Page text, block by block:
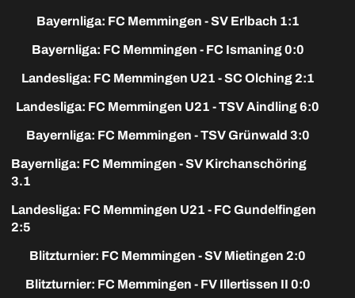
Bayernliga: FC Memmingen - SV Erlbach 1:1
Bayernliga: FC Memmingen - FC Ismaning 0:0
Landesliga: FC Memmingen U21 - SC Olching 2:1
Landesliga: FC Memmingen U21 - TSV Aindling 6:0
Bayernliga: FC Memmingen - TSV Grünwald 3:0
Bayernliga: FC Memmingen - SV Kirchanschöring
3.1
Landesliga: FC Memmingen U21 - FC Gundelfingen
2:5
Blitzturnier: FC Memmingen - SV Mietingen 2:0
Blitzturnier: FC Memmingen - FV Illertissen II 0:0